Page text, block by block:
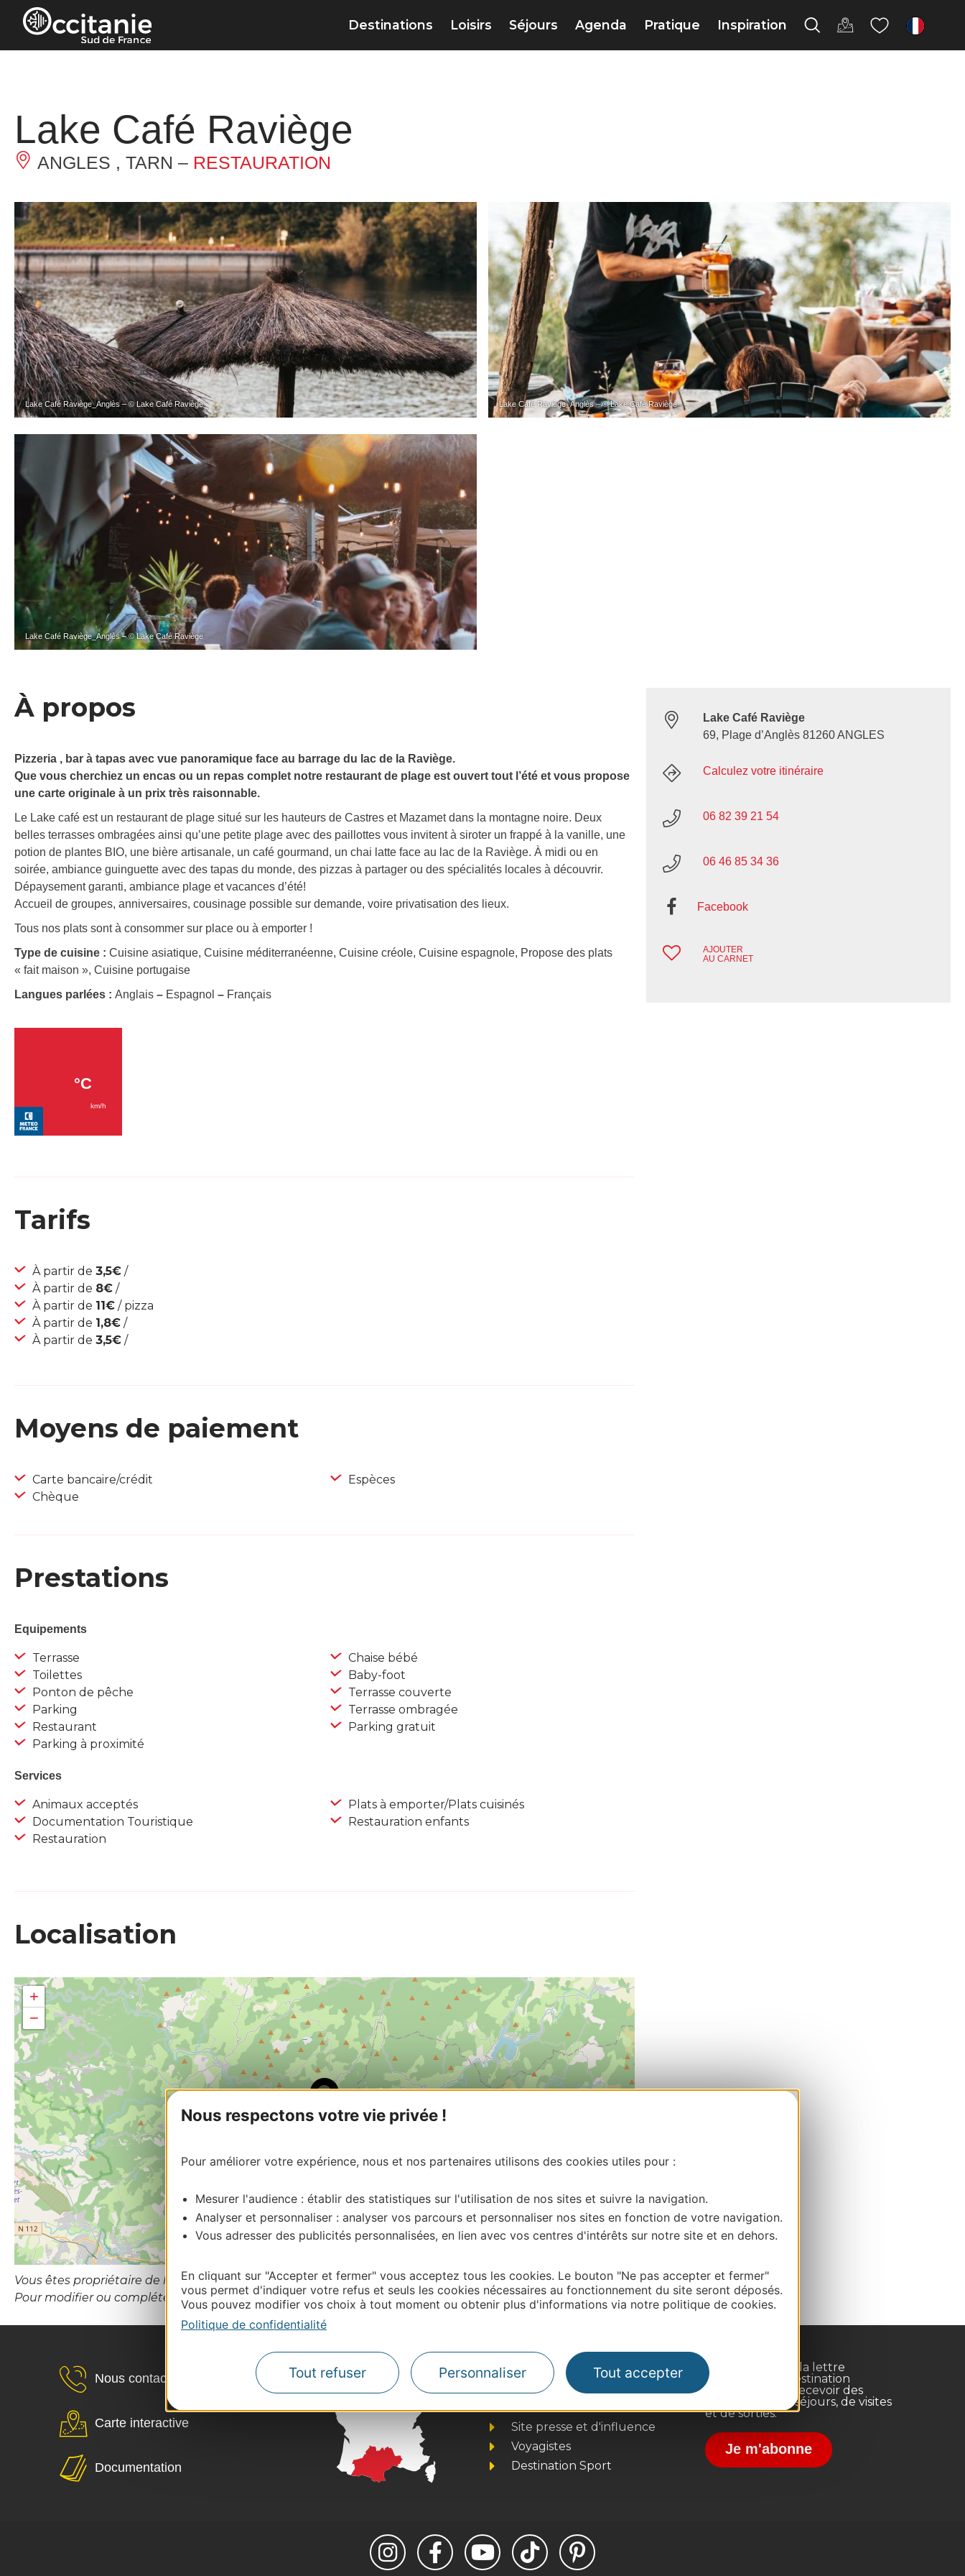
Panneau de gestion des cookies
Nous respectons votre vie privée !
Pour améliorer votre expérience, nous et nos partenaires utilisons des cookies utiles pour :
Mesurer l'audience : établir des statistiques sur l'utilisation de nos sites et suivre la navigation.
Analyser et personnaliser : analyser vos parcours et personnaliser nos sites en fonction de votre navigation.
Vous adresser des publicités personnalisées, en lien avec vos centres d'intérêts sur notre site et en dehors.
En cliquant sur "Accepter et fermer" vous acceptez tous les cookies. Le bouton "Ne pas accepter et fermer"
vous permet d'indiquer votre refus et seuls les cookies nécessaires au fonctionnement du site seront déposés.
Vous pouvez modifier vos choix à tout moment ou obtenir plus d'informations via notre politique de cookies.
Politique de confidentialité
Tout refuser Personnaliser Tout accepter
Destinations Loisirs Séjours Agenda Pratique Inspiration fr
Lake Café Raviège
ANGLES , TARN – RESTAURATION
Lake Café Raviège_Anglès – © Lake Café Raviège Lake Café Raviège_Anglès – © Lake Café Raviège
Lake Café Raviège_Anglès – © Lake Café Raviège
À propos
Pizzeria , bar à tapas avec vue panoramique face au barrage du lac de la Raviège.
Que vous cherchiez un encas ou un repas complet notre restaurant de plage est ouvert tout l’été et vous propose
une carte originale à un prix très raisonnable.
Le Lake café est un restaurant de plage situé sur les hauteurs de Castres et Mazamet dans la montagne noire. Deux
belles terrasses ombragées ainsi qu’une petite plage avec des paillottes vous invitent à siroter un frappé à la vanille, une
potion de plantes BIO, une bière artisanale, un café gourmand, un chai latte face au lac de la Raviège. À midi ou en
soirée, ambiance guinguette avec des tapas du monde, des pizzas à partager ou des spécialités locales à découvrir.
Dépaysement garanti, ambiance plage et vacances d’été!
Accueil de groupes, anniversaires, cousinage possible sur demande, voire privatisation des lieux.
Tous nos plats sont à consommer sur place ou à emporter !
Type de cuisine : Cuisine asiatique, Cuisine méditerranéenne, Cuisine créole, Cuisine espagnole, Propose des plats
« fait maison », Cuisine portugaise
Langues parlées : Anglais – Espagnol – Français
Tarifs
À partir de 3,5€ /
À partir de 8€ /
À partir de 11€ / pizza
À partir de 1,8€ /
À partir de 3,5€ /
Moyens de paiement
Carte bancaire/crédit
Chèque
Espèces
Prestations
Equipements
Terrasse
Toilettes
Ponton de pêche
Parking
Restaurant
Parking à proximité
Chaise bébé
Baby-foot
Terrasse couverte
Terrasse ombragée
Parking gratuit
Services
Animaux acceptés
Documentation Touristique
Restauration
Plats à emporter/Plats cuisinés
Restauration enfants
Localisation
+
−
Vous êtes propriétaire de l’établissement ou le gestionnaire de cette activité?
Pour modifier ou compléter cette fiche, merci de contacter Tarn Tourisme.
Lake Café Raviège
69, Plage d’Anglès 81260 ANGLES
Calculez votre itinéraire
06 82 39 21 54
06 46 85 34 36
Facebook
AJOUTER
AU CARNET
Nous contacter
Carte interactive
Documentation
Thermalisme
Business/Mice
Pros d'Occitanie
Site presse et d'influence
Voyagistes
Destination Sport
Inscrivez-vous à la lettre
d'information Destination
Occitanie pour recevoir des
suggestions de séjours, de visites
et de sorties.
Je m'abonne